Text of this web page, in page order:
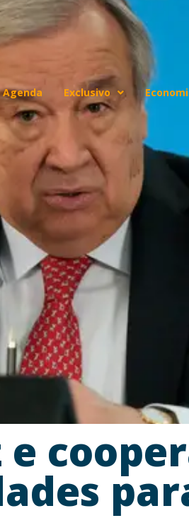
Agenda Exclusivo